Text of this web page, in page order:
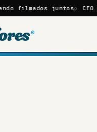
CEO diz que
®